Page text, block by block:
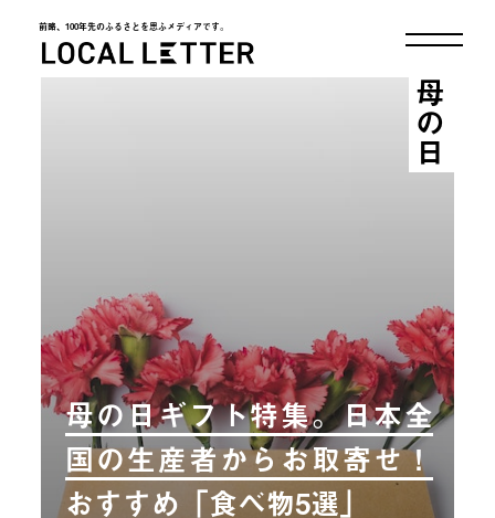
前略、100年先のふるさとを思ふメディアです。
LOCAL LETTER
母の日ギフト特集。日本全
国の生産者からお取寄せ！
おすすめ「食べ物5選」
母の日